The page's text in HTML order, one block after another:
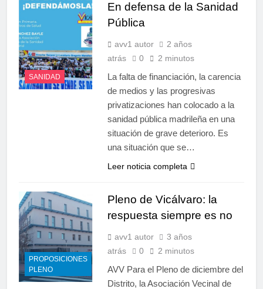
SANIDAD
En defensa de la Sanidad
Pública
avv1 autor
2 años
atrás
0 2 minutos
La falta de financiación, la carencia
de medios y las progresivas
privatizaciones han colocado a la
sanidad pública madrileña en una
situación de grave deterioro. Es
una situación que se…
Leer noticia completa
PROPOSICIONES
PLENO
Pleno de Vicálvaro: la
respuesta siempre es no
avv1 autor
3 años
atrás
0 2 minutos
AVV Para el Pleno de diciembre del
Distrito, la Asociación Vecinal de